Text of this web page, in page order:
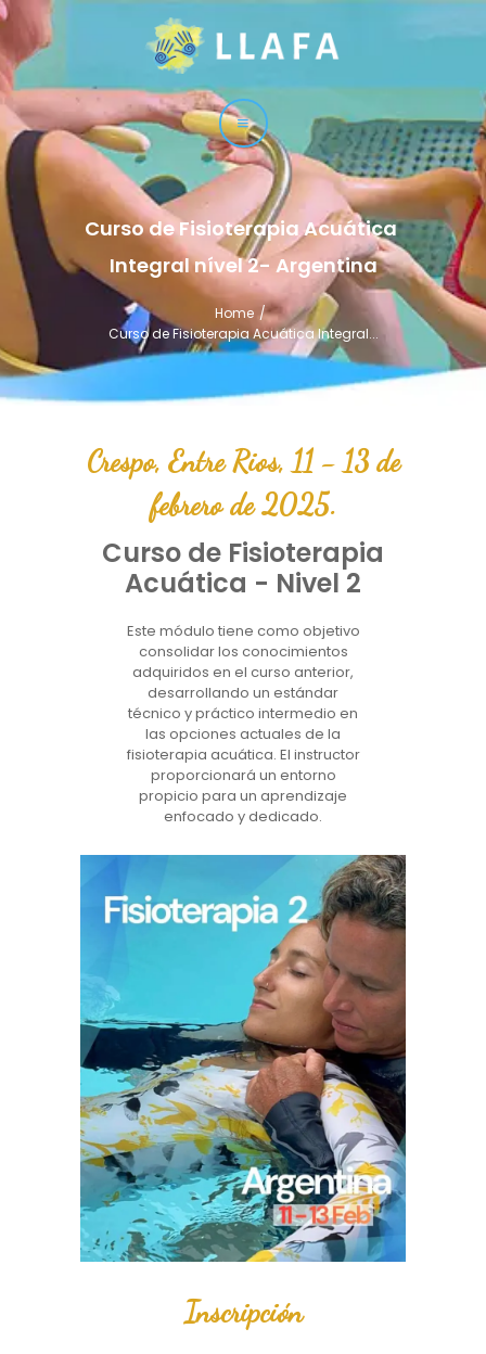
Curso de Fisioterapia Acuática
Integral nível 2- Argentina
Home
Curso de Fisioterapia Acuática Integral...
LLAFA
Liga Latinoamericana de Fisioterapia Acuática
LIGA
CURSOS
TÉCNICAS
SERVICIO
CONTACTO
Crespo, Entre Rios, 11 - 13 de
febrero de 2025.
Curso de Fisioterapia
Acuática - Nivel 2
Este módulo tiene como objetivo
consolidar los conocimientos
adquiridos en el curso anterior,
desarrollando un estándar
técnico y práctico intermedio en
las opciones actuales de la
fisioterapia acuática. El instructor
proporcionará un entorno
propicio para un aprendizaje
enfocado y dedicado.
Inscripción